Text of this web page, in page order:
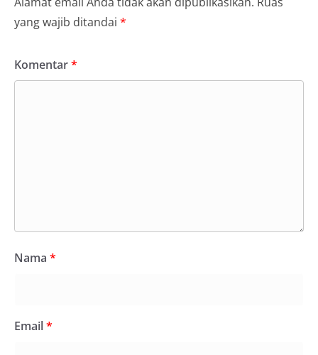
yang wajib ditandai *
Komentar*
Nama *
Email*